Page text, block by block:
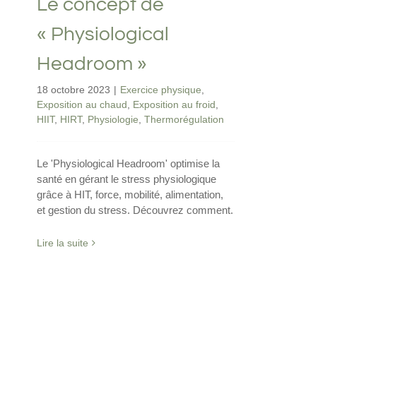
Le concept de
« Physiological
Headroom »
18 octobre 2023 | Exercice physique
Exposition au chaud
Exposition au froid
HIIT, HIRT, Physiologie Thermorégulation
Le 'Physiological Headroom' optimise la
santé en gérant le stress physiologique
grâce à HIT, force, mobilité, alimentation,
et gestion du stress. Découvrez comment.
Lire la suite